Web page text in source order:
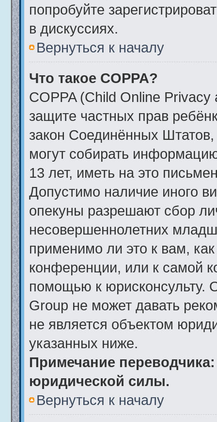
попробуйте
в дискуссиях.
Вернуться к началу
Что такое COPPA?
COPPA (Child Online
защите частных прав
закон Соединённых
могут собирать
13 лет, иметь на это
Допустимо наличие иного
опекуны разрешают сбор
несовершеннолетних
применимо ли это к вам,
конференции, или к самой
помощью к юрисконсульту.
Group не может давать
не является объектом
указанных ниже.
Примечание
юридической силы.
Вернуться к началу